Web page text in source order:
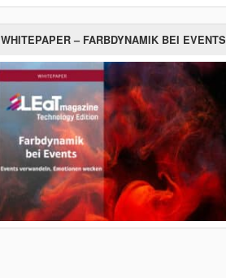
WHITEPAPER – FARBDYNAMIK BEI EVENTS